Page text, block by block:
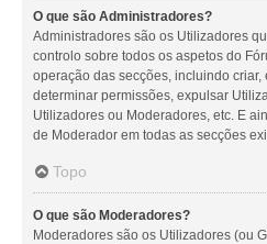
O que são Administradores?
Administradores são os Utilizadores
controlo sobre todos os aspetos do
operação das secções, incluindo
determinar permissões, expulsar
Utilizadores ou Moderadores, etc. E
de Moderador em todas as secções
Topo
O que são Moderadores?
Moderadores são os Utilizadores (ou